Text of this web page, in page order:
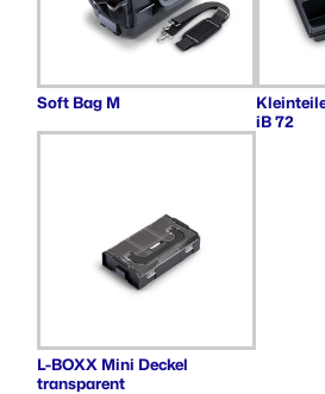
Soft Bag M
iB 72
L-BOXX Mini Deckel
transparent